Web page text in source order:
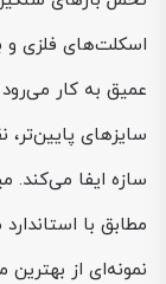
اسکلت‌های فلزی و
عمیق به کار
سایزهای